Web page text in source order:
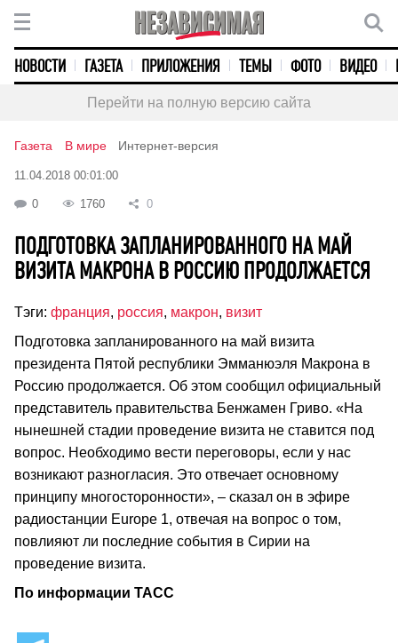
НОВОСТИ ГАЗЕТА ПРИЛОЖЕНИЯ ТЕМЫ ФОТО ВИДЕО
Перейти на полную версию сайта
Газета В мире Интернет-версия
11.04.2018 00:01:00
0 1760 0
ПОДГОТОВКА ЗАПЛАНИРОВАННОГО НА МАЙ
ВИЗИТА МАКРОНА В РОССИЮ ПРОДОЛЖАЕТСЯ
Тэги: франция, россия, макрон, визит
Подготовка запланированного на май визита
президента Пятой республики Эмманюэля Макрона в
Россию продолжается. Об этом сообщил официальный
представитель правительства Бенжамен Гриво. «На
нынешней стадии проведение визита не ставится под
вопрос. Необходимо вести переговоры, если у нас
возникают разногласия. Это отвечает основному
принципу многосторонности», – сказал он в эфире
радиостанции Europe 1, отвечая на вопрос о том,
повлияют ли последние события в Сирии на
проведение визита.
По информации ТАСС